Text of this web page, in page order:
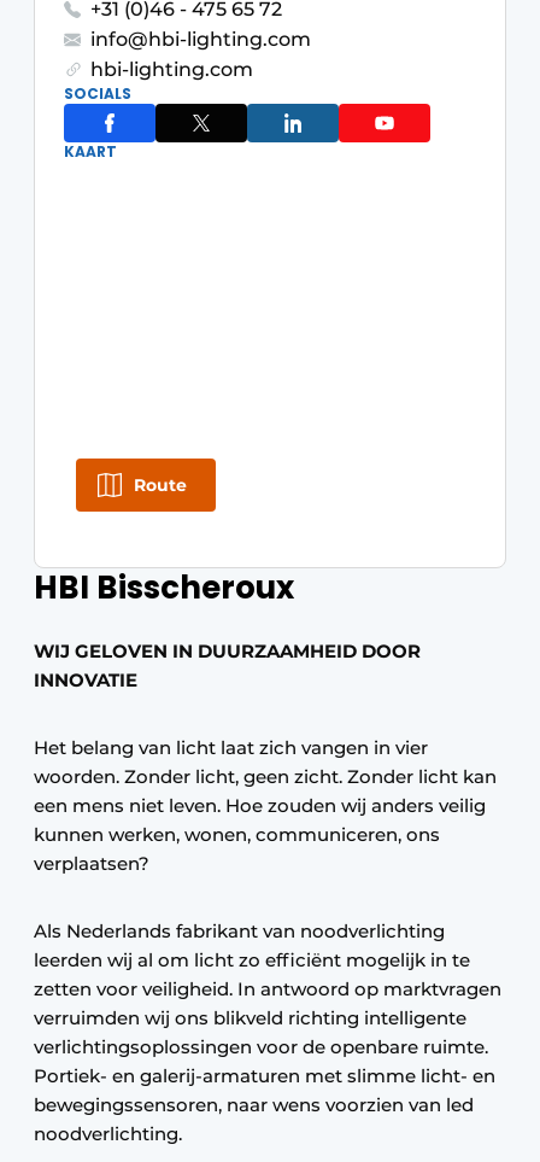
Vacature aanmelden
Vacatures
Video’s
Laboratoria
HBI Bisscheroux
WIJ GELOVEN IN DUURZAAMHEID DOOR
INNOVATIE
Het belang van licht laat zich vangen in vier
woorden. Zonder licht, geen zicht. Zonder licht kan
een mens niet leven. Hoe zouden wij anders veilig
kunnen werken, wonen, communiceren, ons
verplaatsen?
Als Nederlands fabrikant van noodverlichting
leerden wij al om licht zo efficiënt mogelijk in te
zetten voor veiligheid. In antwoord op marktvragen
verruimden wij ons blikveld richting intelligente
verlichtingsoplossingen voor de openbare ruimte.
Portiek- en galerij-armaturen met slimme licht- en
bewegingssensoren, naar wens voorzien van led
noodverlichting.
+31 (0)46 - 475 65 72
info@hbi-lighting.com
hbi-lighting.com
SOCIALS
KAART
Route